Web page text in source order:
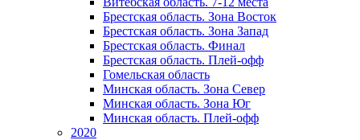
Брестская область. Зона Восток
Брестская область. Зона Запад
Брестская область. Финал
Брестская область. Плей-офф
Гомельская область
Минская область. Зона Север
Минская область. Зона Юг
Минская область. Плей-офф
2020